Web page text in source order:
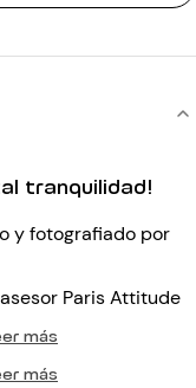
tranquilidad!
y fotografiado por
Paris Attitude
más
más